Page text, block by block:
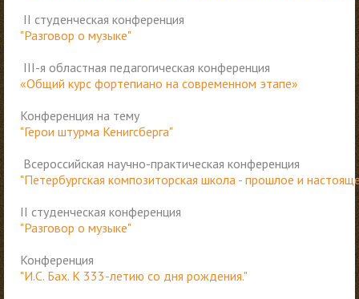
II студенческая конференция
"Разговор о музыке"
III-я областная педагогическая конференция
«Общий курс фортепиано на современном этапе»
Конференция на тему
"Герои штурма Кенигсберга"
Всероссийская научно-практическая конференция
"Петербургская композиторская школа - прошлое и
II студенческая конференция
"Разговор о музыке"
Конференция
"И.С. Бах. К 333-летию со дня рождения."